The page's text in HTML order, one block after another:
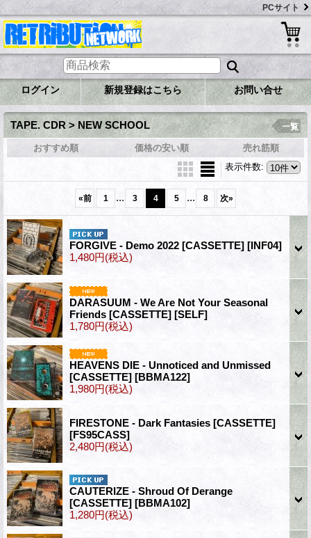
PCサイト
ログイン 新規登録はこちら お問い合せ
TAPE. CDR > NEW SCHOOL 一覧
おすすめ順 価格の安い順
売れ筋順
表示件数:
«前 1 ... 3 4 5 ... 8 次»
FORGIVE - Demo 2022 [CASSETTE] [INF04]
1,480円(税込)
DARASUUM - We Are Not Your Seasonal
Friends [CASSETTE] [SELF]
1,780円(税込)
HEAVENS DIE - Unnoticed and Unmissed
[CASSETTE] [BBMA122]
1,980円(税込)
FIRESTONE - Dark Fantasies [CASSETTE]
[FS95CASS]
2,480円(税込)
CAUTERIZE - Shroud Of Derange
[CASSETTE] [BBMA102]
1,280円(税込)